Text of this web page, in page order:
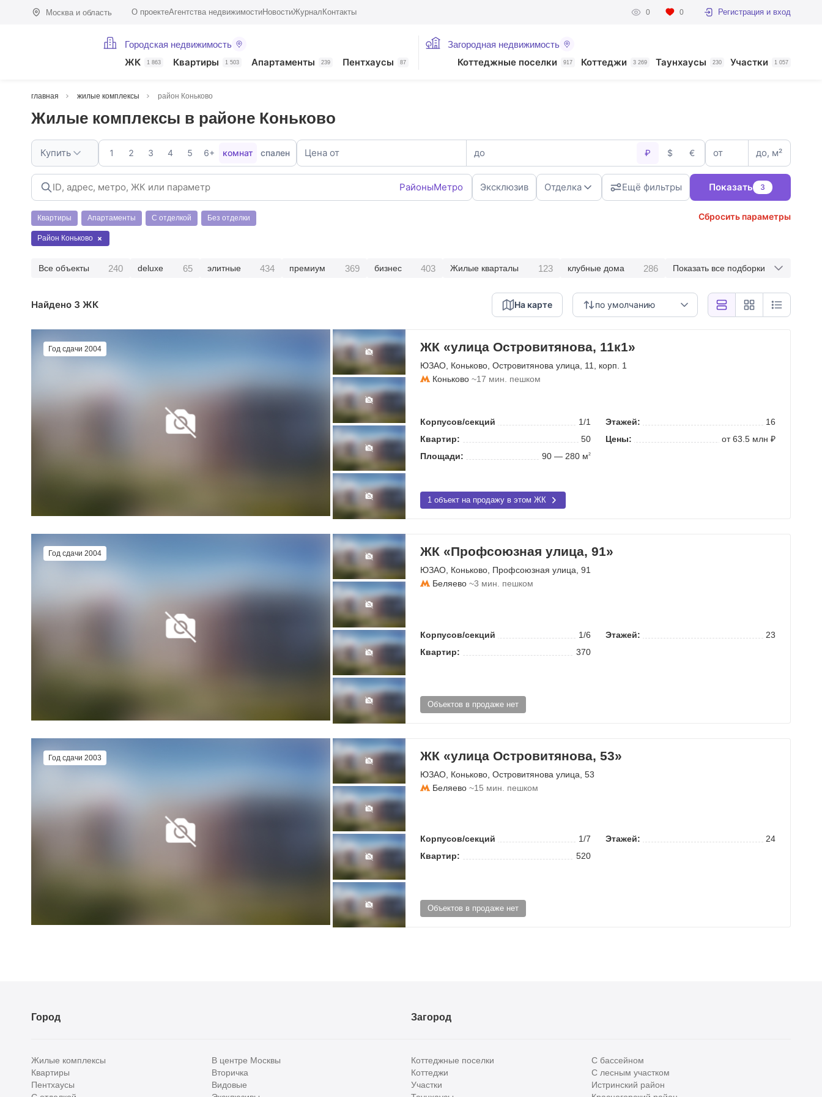
Москва и область О проектеАгентства недвижимостиНовостиЖурнал Контакты 0 0 Регистрация и вход
Городская недвижимость
ЖК 1 863 Квартиры 1 503 Апартаменты 239 Пентхаусы 87
Загородная недвижимость
Коттеджные поселки 917 Коттеджи 3 269 Таунхаусы 230 Участки 1 057
главная жилые комплексы район Коньково
Жилые комплексы в районе Коньково
Купить 1 2 3 4 5 6+ комнат спален Цена от до ₽ $ € от до, м²
РайоныМетро Эксклюзив Отделка Ещё фильтры Показать 3
Квартиры Апартаменты С отделкой Без отделки Сбросить параметры
Район Коньково
Все объекты 240 deluxe 65 элитные 434 премиум 369 бизнес 403 Жилые кварталы 123 клубные дома 286 Показать все подборки
Найдено 3 ЖК по умолчанию
На карте
Год сдачи 2004 ЖК «улица Островитянова, 11к1»
ЮЗАО Коньково Островитянова улица , 11, корп. 1
Коньково ~17 мин. пешком
Корпусов/секций 1/1 Этажей:
16
Квартир:
50 Цены:
от 63.5 млн ₽
Площади:
90 — 280 м2
1 объект на продажу в этом ЖК
Год сдачи 2004 ЖК «Профсоюзная улица, 91»
ЮЗАО Коньково Профсоюзная улица , 91
Беляево ~3 мин. пешком
Корпусов/секций 1/6 Этажей:
23
Квартир:
370
Объектов в продаже нет
Год сдачи 2003 ЖК «улица Островитянова, 53»
ЮЗАО Коньково Островитянова улица , 53
Беляево ~15 мин. пешком
Корпусов/секций 1/7 Этажей:
24
Квартир:
520
Объектов в продаже нет
Город
Жилые комплексы
Квартиры
Пентхаусы
В центре Москвы
Вторичка
Видовые
Загород
Коттеджные поселки
Коттеджи
Участки
С бассейном
С лесным участком
Истринский район
Все